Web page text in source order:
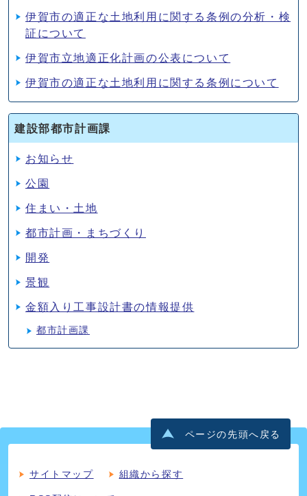
伊賀市の適正な土地利用に関する条例の分析・検
証について
伊賀市立地適正化計画の公表について
伊賀市の適正な土地利用に関する条例について
建設部都市計画課
お知らせ
公園
住まい・土地
都市計画・まちづくり
開発
景観
金額入り工事設計書の情報提供
都市計画課
ページの先頭へ戻る
サイトマップ 組織から探す